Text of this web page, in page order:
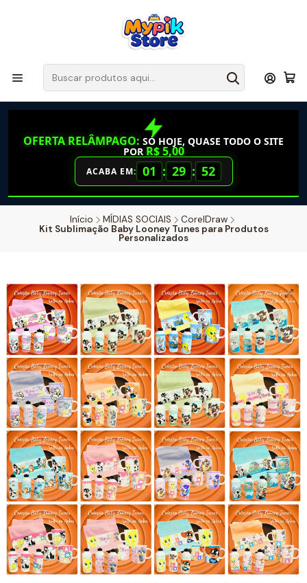
OFERTA RELÂMPAGO: SÓ HOJE, QUASE TODO O SITE
POR R$ 5,00
ACABA EM: 01 : 29 : 51
Início MÍDIAS SOCIAIS
CorelDraw
Kit Sublimação Baby Looney Tunes para Produtos
Personalizados